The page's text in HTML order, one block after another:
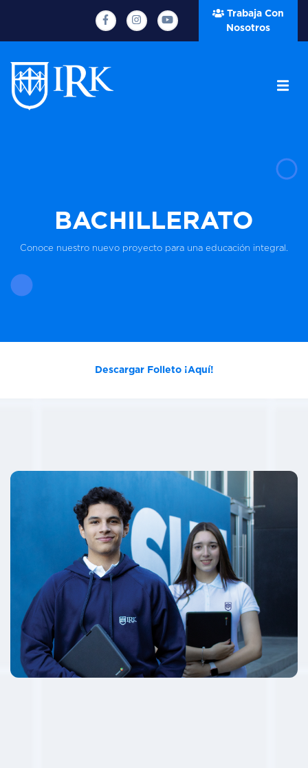
Trabaja Con
Nosotros
BACHILLERATO
Conoce nuestro nuevo proyecto para una educación integral.
Descargar Folleto ¡Aquí!